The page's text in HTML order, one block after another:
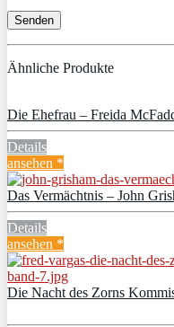
Ähnliche Produkte
Die Ehefrau – Freida
Details
ansehen *
Das Vermächtnis – John
Details
ansehen *
Die Nacht des Zorns